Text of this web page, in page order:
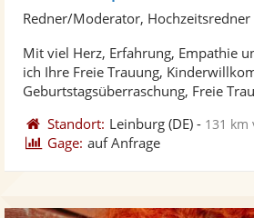
Redner/Moderator, Hochzeitsredner
Mit viel Herz, Erfahrung, Empathie
ich Ihre Freie Trauung,
Geburtstagsüberraschung, Freie
Standort: Leinburg (DE) - 131 km
Gage: auf Anfrage